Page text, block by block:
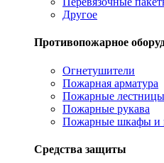
Другое
Противопожарное
Огнетушители
Пожарная арматура
Пожарные лестницы
Пожарные рукава
Пожарные шкафы и
Средства защиты